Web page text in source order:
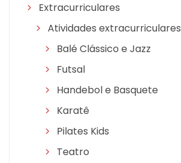
Extracurriculares
Atividades extracurriculares
Balé Clássico e Jazz
Futsal
Handebol e Basquete
Karatê
Pilates Kids
Teatro